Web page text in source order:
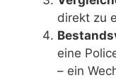
direkt zu
eine
– ein